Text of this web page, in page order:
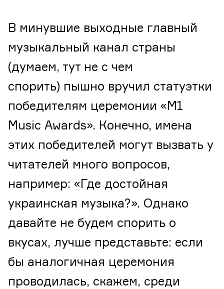
В минувшие выходные главный
музыкальный канал страны
(думаем, тут не с чем
спорить) пышно вручил статуэтки
победителям церемонии «M1
Music Awards». Конечно, имена
этих победителей могут вызвать у
читателей много вопросов,
например: «Где достойная
украинская музыка?». Однако
давайте не будем спорить о
вкусах, лучше представьте: если
бы аналогичная церемония
проводилась, скажем, среди